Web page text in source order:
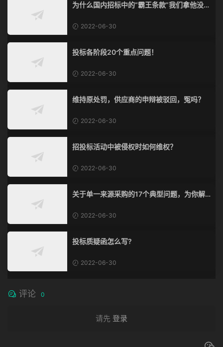
为什么国内招标中的“霸王条款”我们拿他没脾
2022-06-30
投标各阶段20个重点问题！
2022-06-30
维持原处罚，供应商的申辩被驳回，冤吗？
2022-06-30
招投标活动中被侵权时如何维权？
2022-06-30
关于单一来源采购的17个典型问题，为你解
2022-06-30
投标质疑函怎么写?
2022-06-30
评论 0
请先 登录